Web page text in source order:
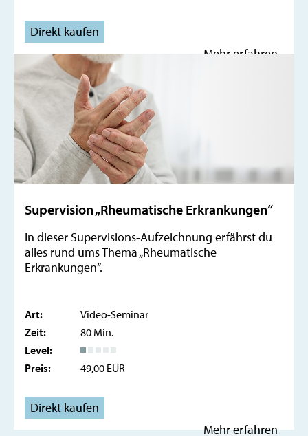
Direkt kaufen
Mehr erfahren
Supervision „Rheumatische Erkrankungen“
In dieser Supervisions-Aufzeichnung erfährst du
alles rund ums Thema „Rheumatische
Erkrankungen“.
Art:
Video-Seminar
Zeit:
80 Min.
Level:
Preis:
49,00 EUR
Direkt kaufen
Mehr erfahren